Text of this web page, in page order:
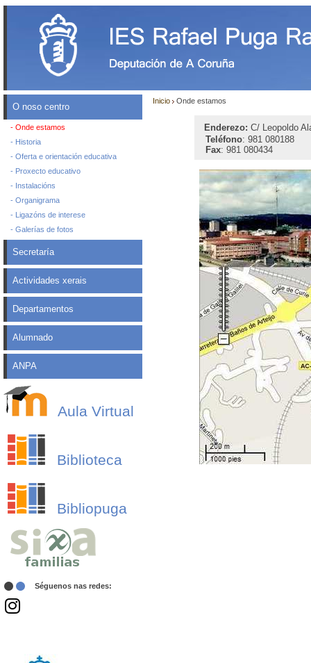
O noso centro
- Onde estamos
- Historia
- Oferta e orientación educativa
- Proxecto educativo
- Instalacións
- Organigrama
- Ligazóns de interese
- Galerías de fotos
Secretaría
Actividades xerais
Departamentos
Alumnado
ANPA
Aula Virtual
Biblioteca
Bibliopuga
Séguenos nas redes:
Inicio Onde estamos
Enderezo: C/ Leopoldo
Teléfono: 981 080188
Fax: 981 080434